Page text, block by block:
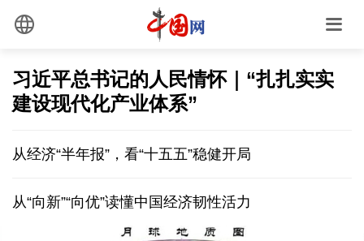
习近平总书记的人民情怀｜“扎扎实实
建设现代化产业体系”
从经济“半年报”，看“十五五”稳健开局
从“向新”“向优”读懂中国经济韧性活力